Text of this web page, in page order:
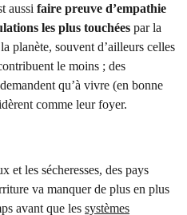
aussi faire preuve d’empathie
les plus touchées par la
planète, souvent d’ailleurs celles
le moins ; des
qu’à vivre (en bonne
comme leur foyer.
et les sécheresses, des pays
va manquer de plus en plus
avant que les systèmes